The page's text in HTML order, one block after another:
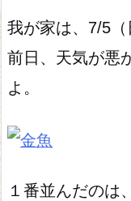
我が家は、7/5
前日、天気が悪
よ。
１番並んだのは